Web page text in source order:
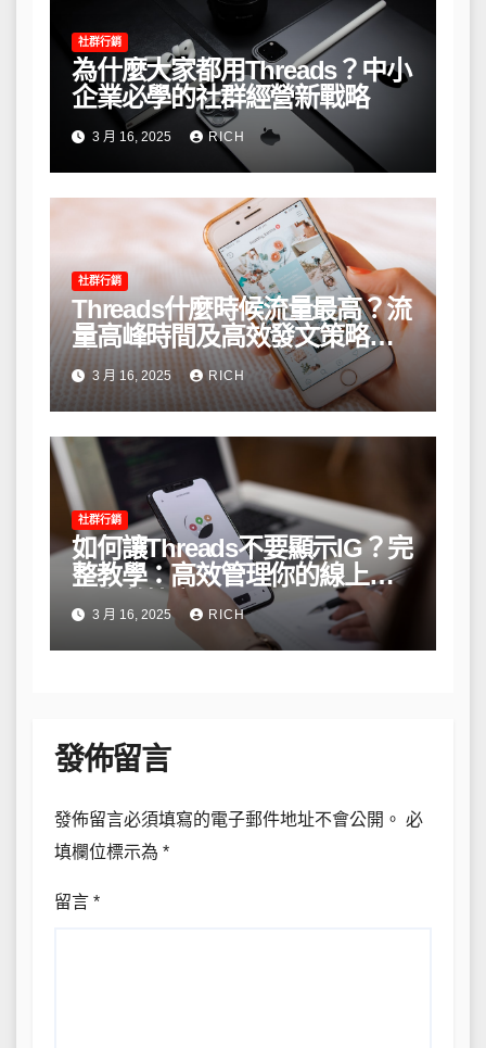
社群行銷
為什麼大家都用Threads？中小
企業必學的社群經營新戰略
3 月 16, 2025 RICH
社群行銷
Threads什麼時候流量最高？流
量高峰時間及高效發文策略攻
略3 月 16, 2025 RICH
社群行銷
如何讓Threads不要顯示IG？完
整教學：高效管理你的線上隱
私與數據安全
3 月 16, 2025 RICH
發佈留言
發佈留言必須填寫的電子郵件地址不會公開。 必
填欄位標示為 *
留言 *